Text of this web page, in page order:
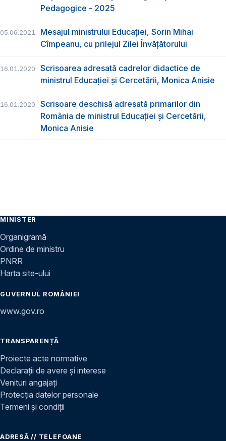
Pedagogice - 2025
05.06.2021
Mesajul ministrului Educației, Sorin Mihai
Cîmpeanu, cu prilejul Zilei Învățătorului
16.01.2020
Scrisoarea adresată cadrelor didactice de
ministrul Educației și Cercetării, Monica Anisie
16.01.2020
Scrisoare deschisă adresată primarilor din
România de ministrul Educației și Cercetării,
Monica Anisie
MINISTER
Organigramă
Ordine de ministru
PNRR
Harta site-ului
GUVERNUL ROMÂNIEI
www.gov.ro
TRANSPARENȚĂ
Proiecte acte normative
Declarații de avere și interese
Venituri angajați
Protecția datelor personale
Termeni și condiții
ADRESĂ // TELEFOANE